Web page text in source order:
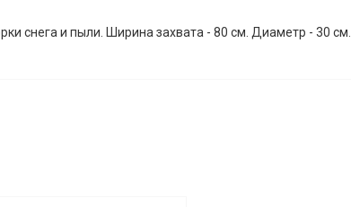
снега и пыли. Ширина захвата - 80 см. Диаметр - 30 см.